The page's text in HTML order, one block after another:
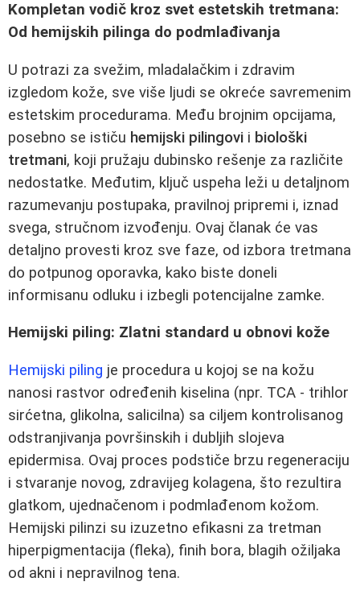
Kompletan vodič kroz svet estetskih tretmana:
Od hemijskih pilinga do podmlađivanja
U potrazi za svežim, mladalačkim i zdravim
izgledom kože, sve više ljudi se okreće savremenim
estetskim procedurama. Među brojnim opcijama,
posebno se ističu hemijski pilingovi i biološki
tretmani, koji pružaju dubinsko rešenje za različite
nedostatke. Međutim, ključ uspeha leži u detaljnom
razumevanju postupaka, pravilnoj pripremi i, iznad
svega, stručnom izvođenju. Ovaj članak će vas
detaljno provesti kroz sve faze, od izbora tretmana
do potpunog oporavka, kako biste doneli
informisanu odluku i izbegli potencijalne zamke.
Hemijski piling: Zlatni standard u obnovi kože
Hemijski piling je procedura u kojoj se na kožu
nanosi rastvor određenih kiselina (npr. TCA - trihlor
sirćetna, glikolna, salicilna) sa ciljem kontrolisanog
odstranjivanja površinskih i dubljih slojeva
epidermisa. Ovaj proces podstiče brzu regeneraciju
i stvaranje novog, zdravijeg kolagena, što rezultira
glatkom, ujednačenom i podmlađenom kožom.
Hemijski pilinzi su izuzetno efikasni za tretman
hiperpigmentacija (fleka), finih bora, blagih ožiljaka
od akni i nepravilnog tena.